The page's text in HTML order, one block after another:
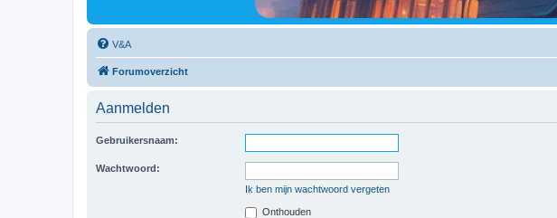
V&A
Forumoverzicht
Aanmelden
Gebruikersnaam:
Wachtwoord:
Ik ben mijn wachtwoord vergeten
Onthouden